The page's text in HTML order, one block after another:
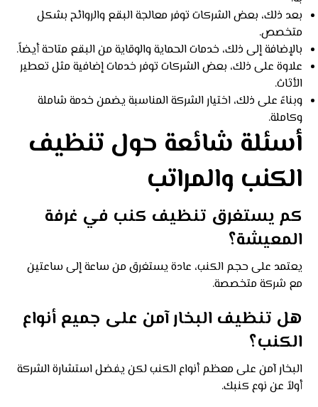
بعد ذلك، بعض الشركات توفر معالجة البقع والروائح بشكل
متخصص.
بالإضافة إلى ذلك، خدمات الحماية والوقاية من البقع متاحة أيضاً.
علاوة على ذلك، بعض الشركات توفر خدمات إضافية مثل تعطير
الأثاث.
وبناءً على ذلك، اختيار الشركة المناسبة يضمن خدمة شاملة
وكاملة.
أسئلة شائعة حول تنظيف
الكنب والمراتب
كم يستغرق تنظيف كنب في غرفة
المعيشة؟
يعتمد على حجم الكنب، عادة يستغرق من ساعة إلى ساعتين
مع شركة متخصصة.
هل تنظيف البخار آمن على جميع أنواع
الكنب؟
البخار آمن على معظم أنواع الكنب لكن يفضل استشارة الشركة
أولاً عن نوع كنبك.